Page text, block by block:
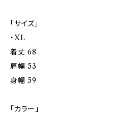
「サイズ」
・XL
着丈 68
肩幅 53
身幅 59
「カラー」